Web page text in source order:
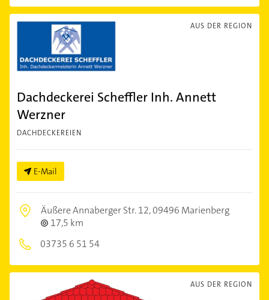
AUS DER REGION
Dachdeckerei Scheffler Inh. Annett
Werzner
DACHDECKEREIEN
E-Mail
Äußere Annaberger Str. 12,09496 Marienberg
17,5 km
03735 6 51 54
AUS DER REGION